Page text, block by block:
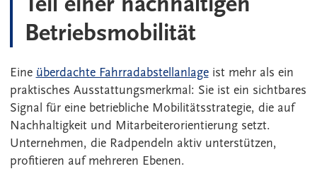
Betriebsmobilität
Eine überdachte Fahrradabstellanlageist mehr als ein
praktisches Ausstattungsmerkmal: Sie ist ein sichtbares
Signal für eine betriebliche Mobilitätsstrategie, die auf
Nachhaltigkeit und Mitarbeiterorientierung setzt.
Unternehmen, die Radpendeln aktiv unterstützen,
profitieren auf mehreren Ebenen.